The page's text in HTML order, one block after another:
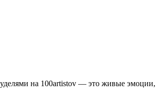
на 100artistov — это живые эмоции,